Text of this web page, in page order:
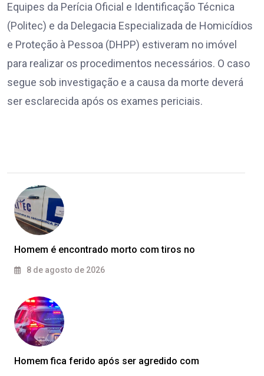
Equipes da Perícia Oficial e Identificação Técnica
(Politec) e da Delegacia Especializada de Homicídios
e Proteção à Pessoa (DHPP) estiveram no imóvel
para realizar os procedimentos necessários. O caso
segue sob investigação e a causa da morte deverá
ser esclarecida após os exames periciais.
Homem é encontrado morto com tiros no
8 de agosto de 2026
Homem fica ferido após ser agredido com